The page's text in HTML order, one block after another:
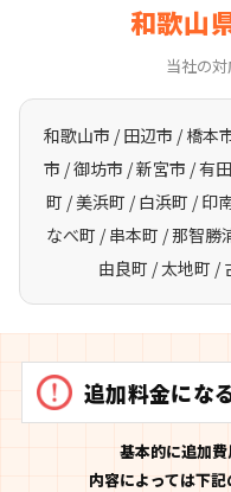
和歌山
当社の対
和歌山市 / 田辺市 / 橋本
市 / 御坊市 / 新宮市 / 有
町 / 美浜町 / 白浜町 / 印
なべ町 / 串本町 / 那智勝
由良町 / 太地町 /
追加料金にな
基本的に追加費
内容によっては下